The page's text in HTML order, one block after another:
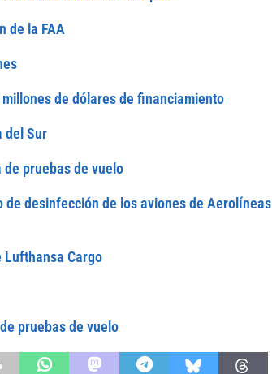
de la FAA
de dólares de financiamiento
del Sur
pruebas de vuelo
desinfección de los aviones de Aerolíneas
Lufthansa Cargo
pruebas de vuelo